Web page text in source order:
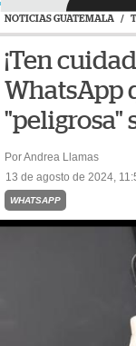
NOTICIAS GUATEMALA /
¡Ten
WhatsApp
"peligrosa"
Por Andrea Llamas
13 de agosto de 2024,
WHATSAPP